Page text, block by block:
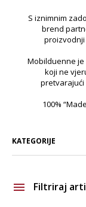
S iznimnim
brend
Mobilduenne
koji ne
pretvarajući
100%
KATEGORIJE
Filtriraj